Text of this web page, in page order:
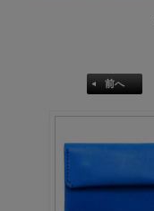
前へ